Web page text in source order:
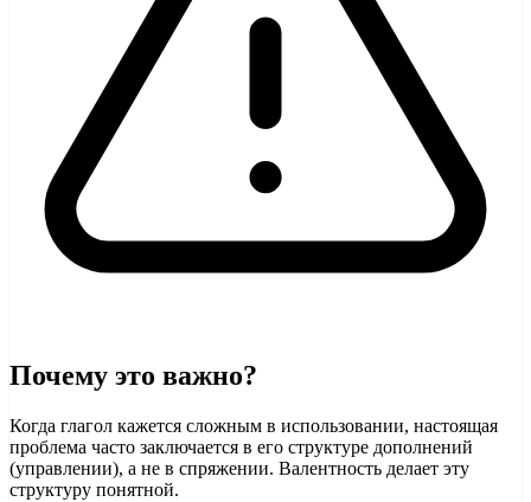
Почему это важно?
Когда глагол кажется сложным в использовании, настоящая
проблема часто заключается в его структуре дополнений
(управлении), а не в спряжении. Валентность делает эту
структуру понятной.